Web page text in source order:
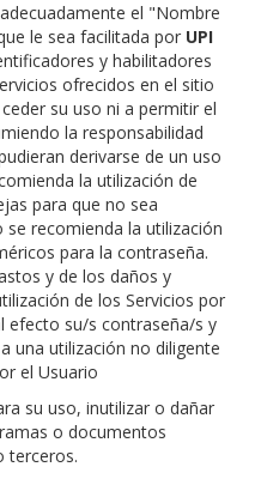
el "Nombre
le sea facilitada por UPI
y habilitadores
ofrecidos en el sitio
su uso ni a permitir el
la responsabilidad
derivarse de un uso
la utilización de
para que no sea
recomienda la utilización
para la contraseña.
y de los daños y
de los Servicios por
efecto su/s contraseña/s y
una utilización no diligente
el Usuario
su uso, inutilizar o dañar
o documentos
terceros.